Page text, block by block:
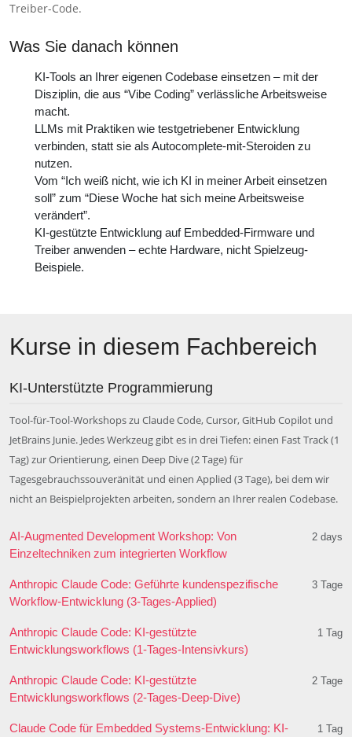
Treiber-Code.
Was Sie danach können
KI-Tools an Ihrer eigenen Codebase einsetzen – mit der
Disziplin, die aus “Vibe Coding” verlässliche Arbeitsweise
macht.
LLMs mit Praktiken wie testgetriebener Entwicklung
verbinden, statt sie als Autocomplete-mit-Steroiden zu
nutzen.
Vom “Ich weiß nicht, wie ich KI in meiner Arbeit einsetzen
soll” zum “Diese Woche hat sich meine Arbeitsweise
verändert”.
KI-gestützte Entwicklung auf Embedded-Firmware und
Treiber anwenden – echte Hardware, nicht Spielzeug-
Beispiele.
Kurse in diesem Fachbereich
KI-Unterstützte Programmierung
Tool-für-Tool-Workshops zu Claude Code, Cursor, GitHub Copilot und
JetBrains Junie. Jedes Werkzeug gibt es in drei Tiefen: einen Fast Track (1
Tag) zur Orientierung, einen Deep Dive (2 Tage) für
Tagesgebrauchssouveränität und einen Applied (3 Tage), bei dem wir
nicht an Beispielprojekten arbeiten, sondern an Ihrer realen Codebase.
AI-Augmented Development Workshop: Von
Einzeltechniken zum integrierten Workflow
2 days
Anthropic Claude Code: Geführte kundenspezifische
Workflow-Entwicklung (3-Tages-Applied)
3 Tage
Anthropic Claude Code: KI-gestützte
Entwicklungsworkflows (1-Tages-Intensivkurs)
1 Tag
Anthropic Claude Code: KI-gestützte
Entwicklungsworkflows (2-Tages-Deep-Dive)
2 Tage
Claude Code für Embedded Systems-Entwicklung: KI-
1 Tag